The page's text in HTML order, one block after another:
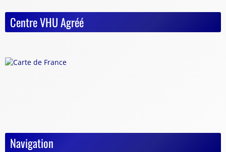
Centre VHU Agréé
Navigation